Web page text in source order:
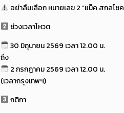
อย่าลืมเลือก หมายเลข 2 “แม็ค สกลโช
ช่วงเวลาโหวต
30 มิถุนายน 2569 เวลา 12.00 น.
ถึง
2 กรกฎาคม 2569 เวลา 12.00 น.
(เวลากรุงเทพฯ)
กติกา